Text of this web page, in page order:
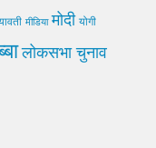
मीडिया मोदी योगी
लोकसभा चुनाव